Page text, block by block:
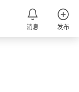
消息 发布